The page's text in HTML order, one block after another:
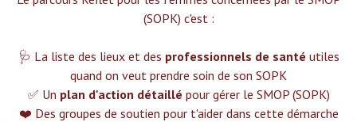
(SOPK) c'est :‍
🩺 La liste des lieux et des professionnels de santé utiles
quand on veut prendre soin de son SOPK
✅ Un plan d'action détaillé pour gérer le SMOP (SOPK)
❤️ Des groupes de soutien pour t'aider dans cette démarche